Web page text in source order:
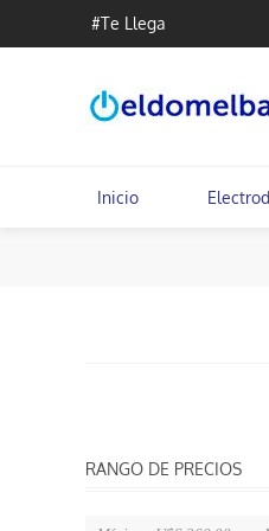
#Te Llega
Inicio
RANGO DE PRECIOS